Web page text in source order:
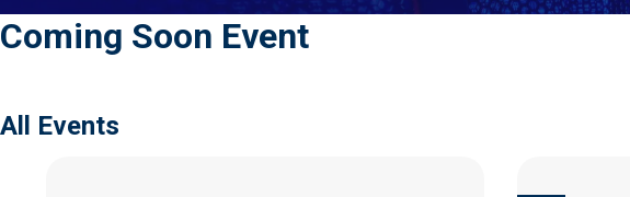
Coming Soon Event
All Events